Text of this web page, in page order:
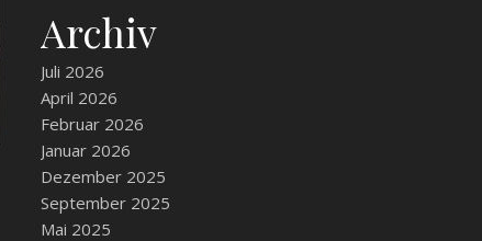
Archiv
Juli 2026
April 2026
Februar 2026
Januar 2026
Dezember 2025
September 2025
Mai 2025